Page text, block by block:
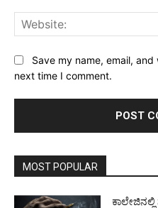
Save my name, email,
next time I comment.
MOST POPULAR